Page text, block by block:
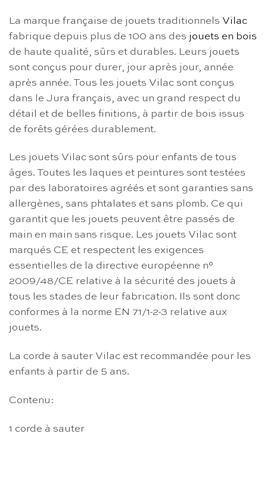
La marque française de jouets traditionnels Vilac
fabrique depuis plus de 100 ans des jouets en bois
de haute qualité, sûrs et durables. Leurs jouets
sont conçus pour durer, jour après jour, année
après année. Tous les jouets Vilac sont conçus
dans le Jura français, avec un grand respect du
détail et de belles finitions, à partir de bois issus
de forêts gérées durablement.
Les jouets Vilac sont sûrs pour enfants de tous
âges. Toutes les laques et peintures sont testées
par des laboratoires agréés et sont garanties sans
allergènes, sans phtalates et sans plomb. Ce qui
garantit que les jouets peuvent être passés de
main en main sans risque. Les jouets Vilac sont
marqués CE et respectent les exigences
essentielles de la directive européenne n°
2009/48/CE relative à la sécurité des jouets à
tous les stades de leur fabrication. Ils sont donc
conformes à la norme EN 71/1-2-3 relative aux
jouets.
La corde à sauter Vilac est recommandée pour les
enfants à partir de 5 ans.
Contenu:
1 corde à sauter